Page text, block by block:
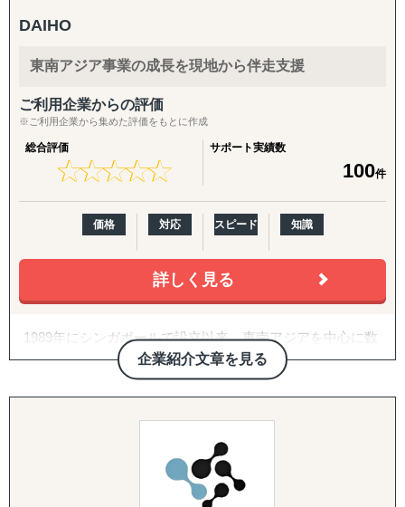
ビス』
『LocaResearch（ロカリサーチ）海外進出 市場調査サー
ビス』
↳「どの国で売るか」から「誰に売るか」まで、意思決定
素材を収集する。
『セカイキョテン｜海外会社設立サポート』
『ビザスル｜海外ビザ取得サポート』
取得を現地連携でサポート
------------------------------------
◆以下は個別施策として各専門家チームが対応します。
目的：海外現地を理解し、事業の成功可能性を高める
ー・提携専門家とのネットワークを通じて、世界どこでも
会社管理、クロスボーダーM&A、事業戦略再構築、撤退ま
で、国際ビジネスのすべてのフェーズをワンストップでサ
ポート。
特に、会計・税務・法務・労務・人事の専門家を各国で内
製していることが、他のコンサルティングファームにはな
い強みです。
〈主要サービス〉
・販路開拓 現地企業マッチング(出島での小規模ニーズに
海外販路拡大、提携先・代理店のリストアップ、合弁パー
トナー探しを単発でもお請けします。
各国の現地拠点・駐在員のネットワークに加え、拠点のな
い国も提携専門家経由で対応。「まず1〜2社、現地候補と
面談したい」というスポットご相談から承ります。
・スモールスタート対応(月額8万円〜のGEO/EOR)
まずは現地法人を作らずに人だけ採用したい、テストマー
ケティングからはじめたいというお客様向けに、月額8万
DAIHO
東南アジア事業の成長を現地から伴走支援
ご利用企業からの評価
※ご利用企業から集めた評価をもとに作成
総合評価
★★★★★
★★★★★
サポート実績数
100件
価格 対応 スピード 知識
詳しく見る
企業紹介文章を見る
1989年にシンガポールで設立以来、東南アジアを中心に数
多くの日系企業の海外進出と事業拡大を支援してきまし
た。情報通信技術の普及や支援機関の増加により、過去に
比べて多くの情報を容易に取得できるようになりました
が、本当に必要な情報は、依然として現地でその業界に従
私たちは、東南アジアで長年培ってきた実績とネットワー